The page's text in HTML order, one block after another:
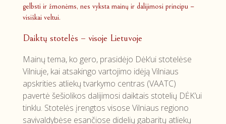
gelbsti ir žmonėms, nes vyksta mainų ir dalijimosi principu –
visiškai veltui.
Daiktų stotelės – visoje Lietuvoje
Mainų tema, ko gero, prasidėjo Dėk‘ui stotelėse
Vilniuje, kai atsakingo vartojimo idėją Vilniaus
apskrities atliekų tvarkymo centras (VAATC)
pavertė šešiolikos dalijimosi daiktais stotelių DĖK’ui
tinklu. Stotelės įrengtos visose Vilniaus regiono
savivaldybėse esančiose didelių gabaritų atliekų